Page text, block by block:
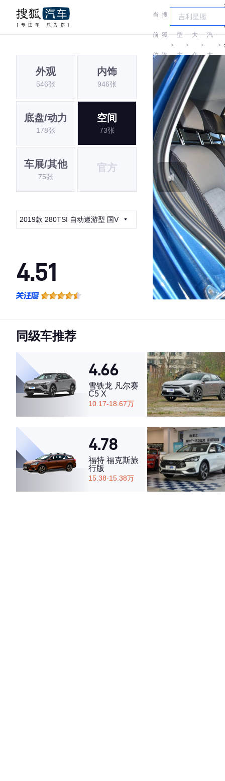
当
前
位
置:
搜
狐
汽
车
＞
车
型
大
全
＞
大
众
＞
汽-
大
＞
外观
546张
内饰
946张
底盘/动力
178张
空间
73张
车展/其他
75张
官方
2019款 280TSI 自动遨游型 国V
4.51
·空间表现较为优秀，优于92%同级车
同级车推荐
4.66
雪铁龙 凡尔赛
C5 X
10.17-18.67万
4.78
福特 福克斯旅
行版
15.38-15.38万